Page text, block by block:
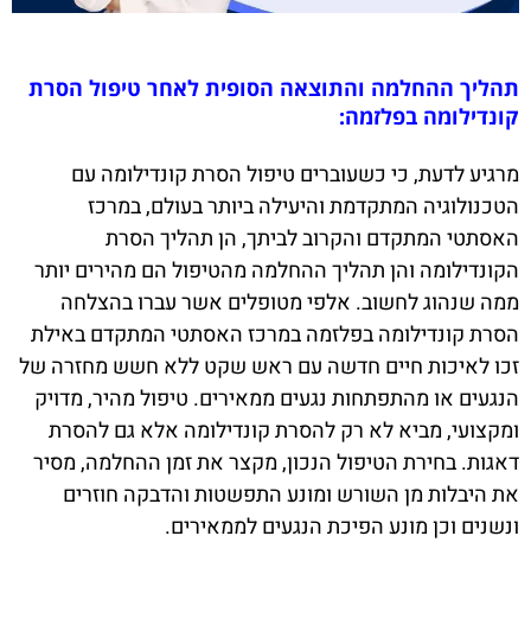
תהליך ההחלמה והתוצאה הסופית לאחר טיפול הסרת
קונדילומה בפלזמה:
מרגיע לדעת, כי כשעוברים טיפול הסרת קונדילומה עם
הטכנולוגיה המתקדמת והיעילה ביותר בעולם, במרכז
האסתטי המתקדם והקרוב לביתך, הן תהליך הסרת
הקונדילומה והן תהליך ההחלמה מהטיפול הם מהירים יותר
ממה שנהוג לחשוב. אלפי מטופלים אשר עברו בהצלחה
הסרת קונדילומה בפלזמה במרכז האסתטי המתקדם באילת
זכו לאיכות חיים חדשה עם ראש שקט ללא חשש מחזרה של
הנגעים או מהתפתחות נגעים ממאירים. טיפול מהיר, מדויק
ומקצועי, מביא לא רק להסרת קונדילומה אלא גם להסרת
דאגות. בחירת הטיפול הנכון, מקצר את זמן ההחלמה, מסיר
את היבלות מן השורש ומונע התפשטות והדבקה חוזרים
ונשנים וכן מונע הפיכת הנגעים לממאירים.